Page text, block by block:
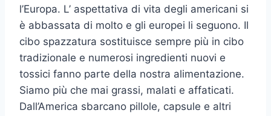
l’Europa. L’ aspettativa di vita degli americani si
è abbassata di molto e gli europei li seguono. Il
cibo spazzatura sostituisce sempre più in cibo
tradizionale e numerosi ingredienti nuovi e
tossici fanno parte della nostra alimentazione.
Siamo più che mai grassi, malati e affaticati.
Dall’America sbarcano pillole, capsule e altri